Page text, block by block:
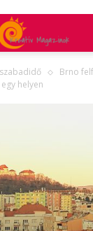
Brno
helyen